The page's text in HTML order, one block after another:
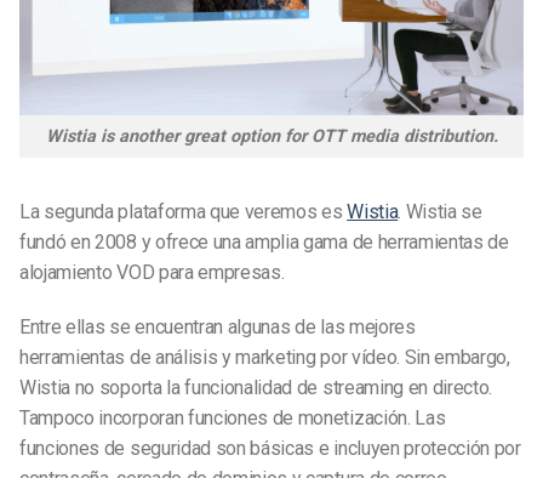
Wistia is another great option for OTT media distribution.
La segunda plataforma que veremos esWistia. Wistia se
fundó en 2008 y ofrece una amplia gama de herramientas de
alojamiento VOD para empresas.
Entre ellas se encuentran algunas de las mejores
herramientas de análisis y marketing por vídeo. Sin embargo,
Wistia no soporta la funcionalidad de streaming en directo.
Tampoco incorporan funciones de monetización. Las
funciones de seguridad son básicas e incluyen protección por